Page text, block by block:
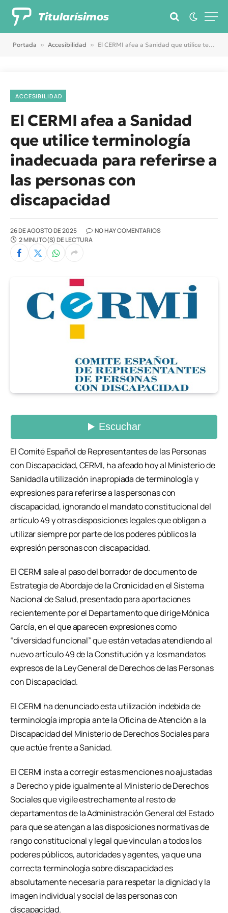
Titularísimos
Portada » Accesibilidad » El CERMI afea a Sanidad que utilice terminología inadecuada para referirse a las personas con discapacidad
ACCESIBILIDAD
El CERMI afea a Sanidad
que utilice terminología
inadecuada para referirse a
las personas con
discapacidad
26 DE AGOSTO DE 2025
NO HAY COMENTARIOS
2 MINUTO(S) DE LECTURA
El Comité Español de Representantes de las Personas
con Discapacidad, CERMI, ha afeado hoy al Ministerio de
Sanidad la utilización inapropiada de terminología y
expresiones para referirse a las personas con
discapacidad, ignorando el mandato constitucional del
artículo 49 y otras disposiciones legales que obligan a
utilizar siempre por parte de los poderes públicos la
expresión personas con discapacidad.
El CERMI sale al paso del borrador de documento de
Estrategia de Abordaje de la Cronicidad en el Sistema
Nacional de Salud, presentado para aportaciones
recientemente por el Departamento que dirige Mónica
García, en el que aparecen expresiones como
“diversidad funcional” que están vetadas atendiendo al
nuevo artículo 49 de la Constitución y a los mandatos
expresos de la Ley General de Derechos de las Personas
con Discapacidad.
El CERMI ha denunciado esta utilización indebida de
terminología impropia ante la Oficina de Atención a la
Discapacidad del Ministerio de Derechos Sociales para
que actúe frente a Sanidad.
El CERMI insta a corregir estas menciones no ajustadas
a Derecho y pide igualmente al Ministerio de Derechos
Sociales que vigile estrechamente al resto de
departamentos de la Administración General del Estado
para que se atengan a las disposiciones normativas de
rango constitucional y legal que vinculan a todos los
poderes públicos, autoridades y agentes, ya que una
correcta terminología sobre discapacidad es
absolutamente necesaria para respetar la dignidad y la
imagen individual y social de las personas con
discapacidad.